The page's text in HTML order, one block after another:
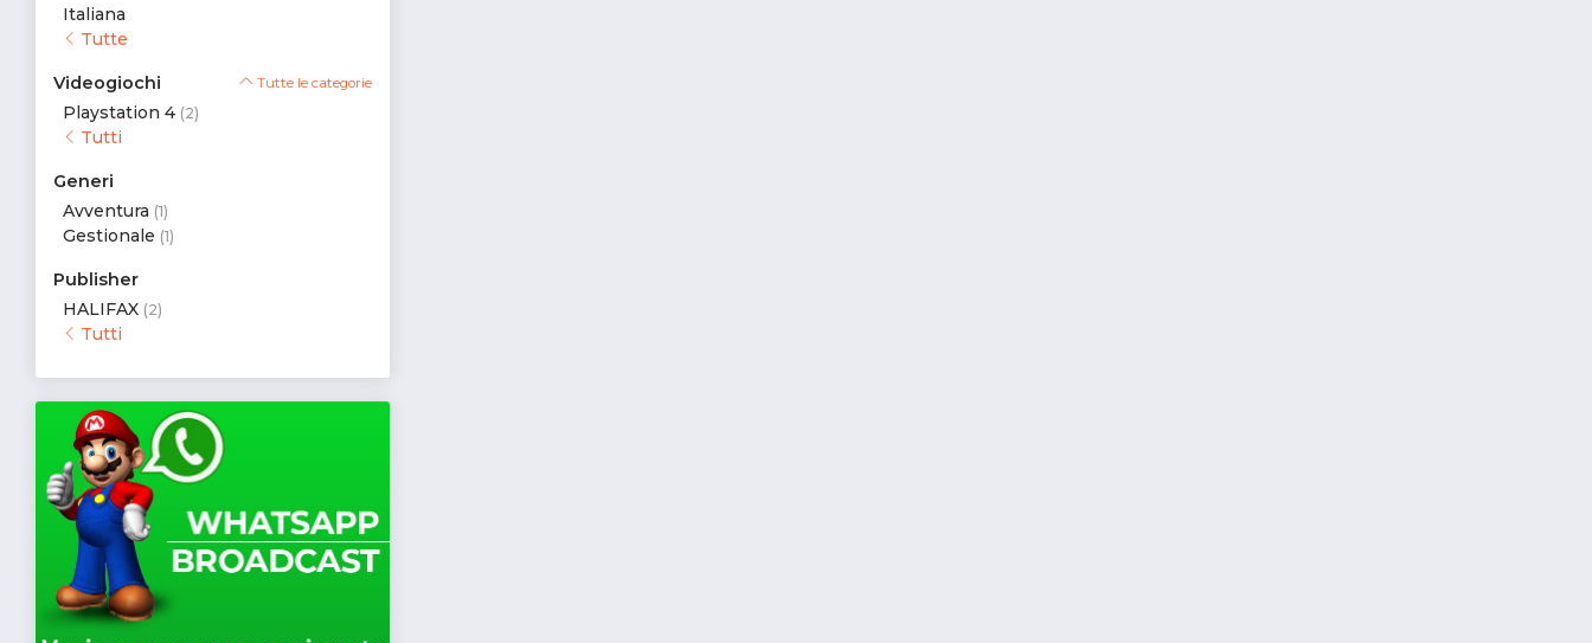
Italiana
Tutte
Videogiochi Tutte le categorie
Playstation 4 (2)
Tutti
Generi
Avventura (1)
Gestionale (1)
Publisher
HALIFAX (2)
Tutti